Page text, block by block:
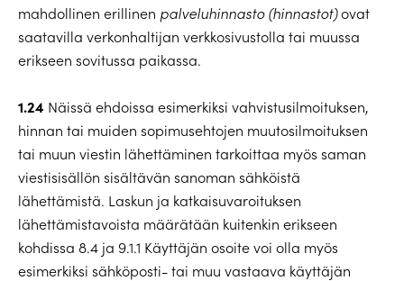
mahdollinen erillinen palveluhinnasto (hinnastot)ovat
saatavilla verkonhaltijan verkkosivustolla tai muussa
erikseen sovitussa paikassa.
1.24 Näissä ehdoissa esimerkiksi vahvistusilmoituksen,
hinnan tai muiden sopimusehtojen muutosilmoituksen
tai muun viestin lähettäminen tarkoittaa myös saman
viestisisällön sisältävän sanoman sähköistä
lähettämistä. Laskun ja katkaisuvaroituksen
lähettämistavoista määrätään kuitenkin erikseen
kohdissa 8.4 ja 9.1.1 Käyttäjän osoite voi olla myös
esimerkiksi sähköposti- tai muu vastaava käyttäjän